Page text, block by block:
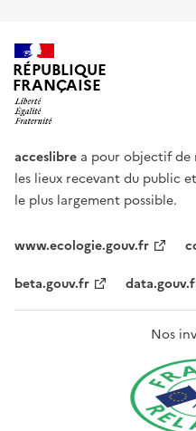
RÉPUBLIQUE
FRANÇAISE
acceslibre a pour objectif de
les lieux recevant du public
le plus largement possible.
www.ecologie.gouv.fr
beta.gouv.fr
Nos